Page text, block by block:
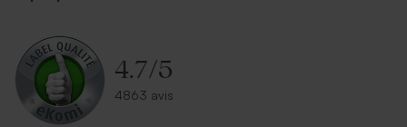
4.7/5
4863 avis